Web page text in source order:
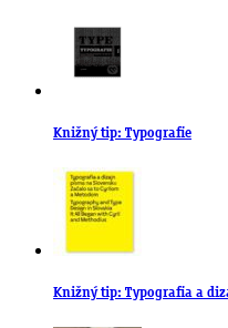
Knižný tip: Typografie
Knižný tip: Typografia a